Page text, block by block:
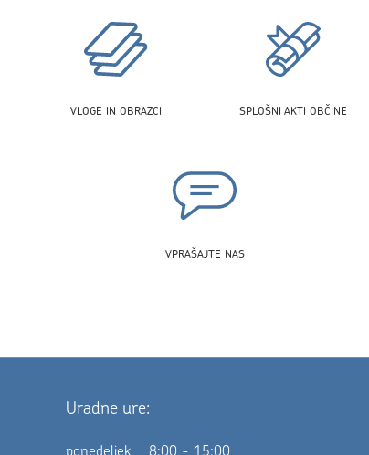
VLOGE IN OBRAZCI SPLOŠNI AKTI OBČINE
VPRAŠAJTE NAS
Uradne ure:
ponedeljek 8:00 - 15:00